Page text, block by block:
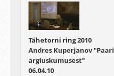
Tähetorni ring 2010
Andres Kuperjanov
argiuskumusest"
06.04.10